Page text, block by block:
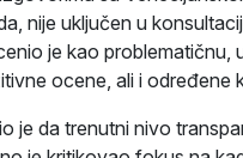
nije uključen u
je kao problematičnu,
ocene, ali i određene
je da trenutni nivo